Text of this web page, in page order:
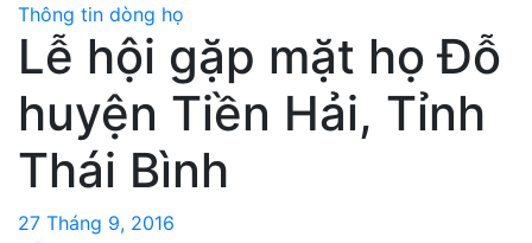
Thông tin dòng họ
Lễ hội gặp mặt họ Đỗ
huyện Tiền Hải, Tỉnh
Thái Bình
27 Tháng 9, 2016